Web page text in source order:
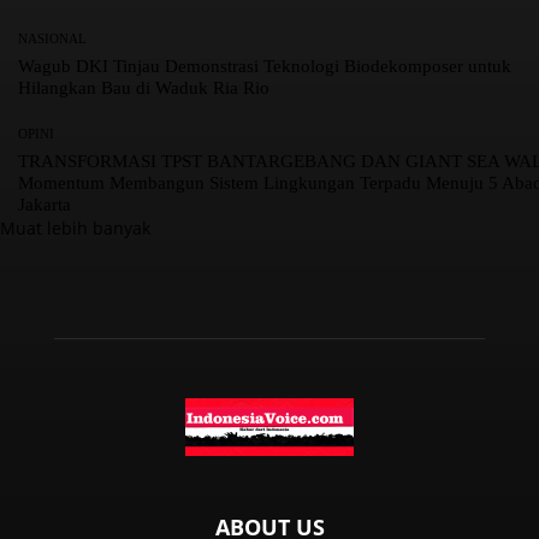
NASIONAL
ABOUT US